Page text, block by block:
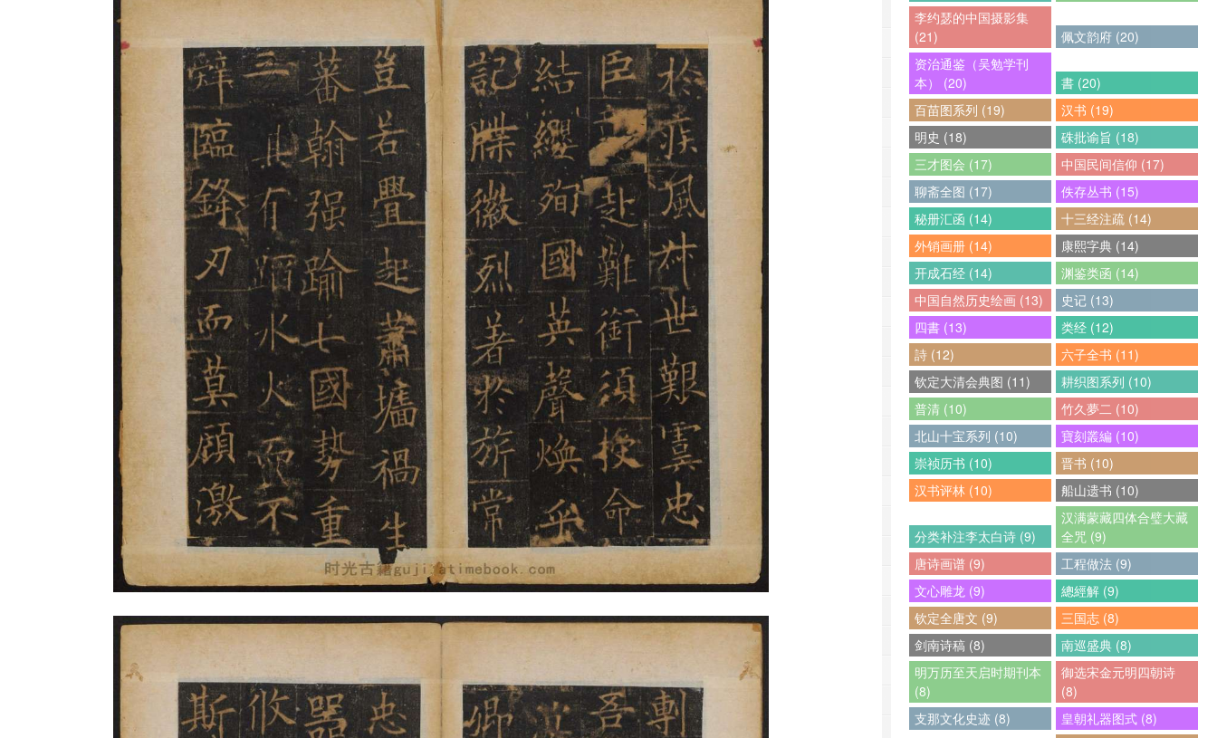
李约瑟的中国摄影集
(21)
佩文韵府 (20)
资治通鉴（吴勉学刊
本） (20)
書 (20)
百苗图系列 (19)
汉书 (19)
明史 (18)
硃批谕旨 (18)
三才图会 (17)
中国民间信仰 (17)
聊斋全图 (17)
佚存丛书 (15)
秘册汇函 (14)
十三经注疏 (14)
外销画册 (14)
康熙字典 (14)
开成石经 (14)
渊鉴类函 (14)
中国自然历史绘画 (13)
史记 (13)
四書 (13)
类经 (12)
詩 (12)
六子全书 (11)
钦定大清会典图 (11)
耕织图系列 (10)
普清 (10)
竹久夢二 (10)
北山十宝系列 (10)
寶刻叢編 (10)
崇祯历书 (10)
晋书 (10)
汉书评林 (10)
船山遗书 (10)
分类补注李太白诗 (9)
汉满蒙藏四体合璧大藏
全咒 (9)
唐诗画谱 (9)
工程做法 (9)
文心雕龙 (9)
總經解 (9)
钦定全唐文 (9)
三国志 (8)
剑南诗稿 (8)
南巡盛典 (8)
明万历至天启时期刊本
(8)
御选宋金元明四朝诗
(8)
支那文化史迹 (8)
皇朝礼器图式 (8)